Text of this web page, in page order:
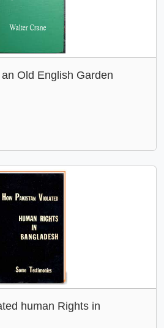
Old English Garden
human Rights in